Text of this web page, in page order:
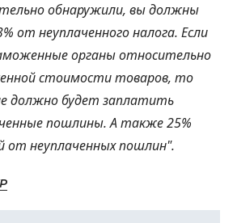
обнаружили, вы должны
от неуплаченного налога. Если
органы относительно
стоимости товаров, то
должно будет заплатить
пошлины. А также 25%
от неуплаченных пошлин".